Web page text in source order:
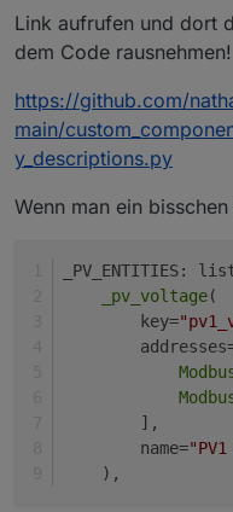
Einstellungen
starten.
Link aufrufen und dort
dem Code rausnehmen!
https://github.com/
main/
y_descriptions.py
Wenn man ein
_PV_ENTITIES:
_pv_voltage(
        key=
        ],
        name=
    ),